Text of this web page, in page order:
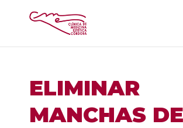
ELIMINAR
MANCHAS